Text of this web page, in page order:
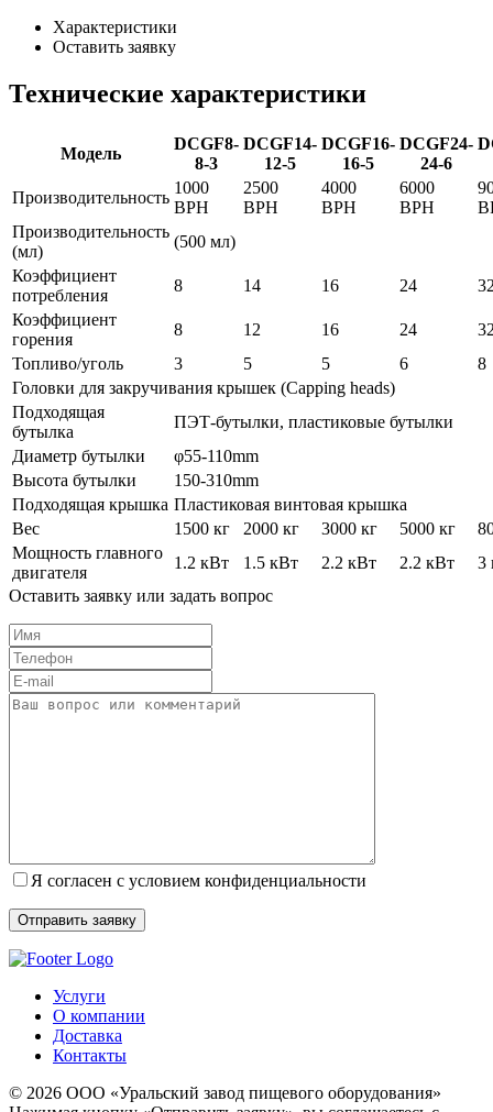
Характеристики
Оставить заявку
Технические характеристики
Модель
DCGF8-
8-3
DCGF14-
12-5
DCGF16-
16-5
DCGF24-
24-6
Производительность
1000
BPH
2500
BPH
4000
BPH
6000
BPH
Производительность
(мл)
(500 мл)
Коэффициент
потребления
8 14 16 24
Коэффициент
горения
8 12 16 24
Топливо/уголь
3 5 5 6
8
Головки для закручивания крышек (Capping heads)
Подходящая
бутылка
ПЭТ-бутылки, пластиковые бутылки
Диаметр бутылки
φ55-110mm
Высота бутылки
150-310mm
Подходящая крышка Пластиковая винтовая крышка
Вес
1500 кг 2000 кг 3000 кг 5000 кг
Мощность главного
двигателя
1.2 кВт 1.5 кВт 2.2 кВт 2.2 кВт
3
Оставить заявку или задать вопрос
Я согласен с условием конфиденциальности
Услуги
О компании
Доставка
Контакты
© 2026 ООО «Уральский завод пищевого оборудования»